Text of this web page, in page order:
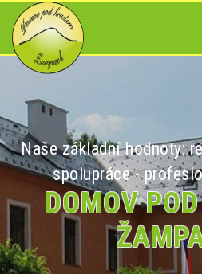
Naše základní hodnoty:
spolupráce -
DOMOV